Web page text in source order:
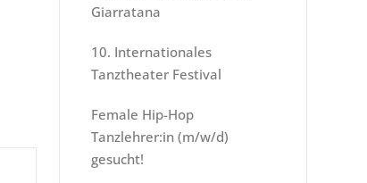
Giarratana
10. Internationales
Tanztheater Festival
Female Hip-Hop
Tanzlehrer:in (m/w/d)
gesucht!